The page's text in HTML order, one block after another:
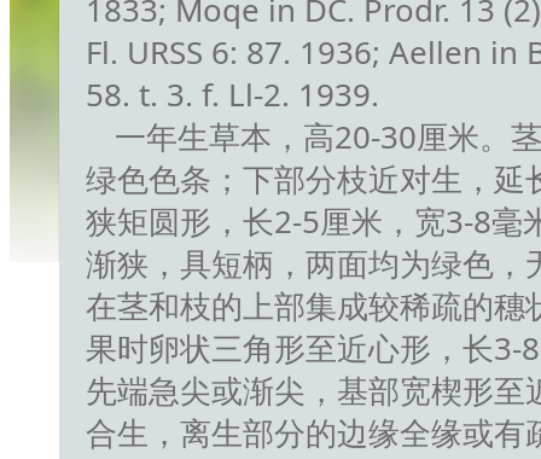
1833; Moqe in DC. Prodr. 13
Fl. URSS 6: 87. 1936; Aellen in
58. t. 3. f. Ll-2. 1939.
一年生草本，高20-30厘米。
绿色色条；下部分枝近对生，延
狭矩圆形，长2-5厘米，宽3-8毫
渐狭，具短柄，两面均为绿色，
在茎和枝的上部集成较稀疏的穗
果时卵状三角形至近心形，长3-
先端急尖或渐尖，基部宽楔形至
合生，离生部分的边缘全缘或有